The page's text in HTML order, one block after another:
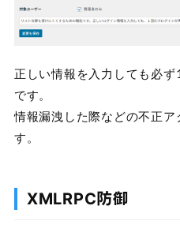
正しい情報を入力しても必
です。
情報漏洩した際などの不正
す。
XMLRPC防御